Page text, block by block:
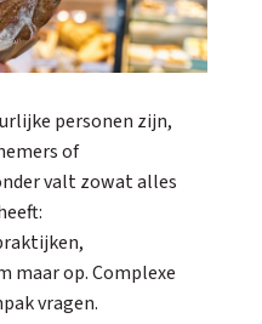
personen zijn,
of
valt zowat alles
maar op. Complexe
vragen.